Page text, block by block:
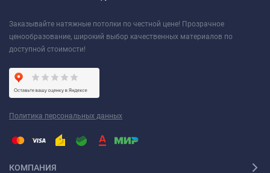
Заказывайте натяжные потолки по честной цене! Прозрачное
ценообразование, широкий выбор качественных материалов по
доступной стоимости!
Политика персональных данных
КОМПАНИЯ